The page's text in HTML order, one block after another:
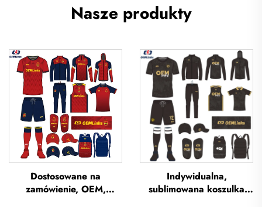
Nasze produkty
Dostosowane na
zamówienie, OEM,
Indywidualna,
sublimowana koszulka